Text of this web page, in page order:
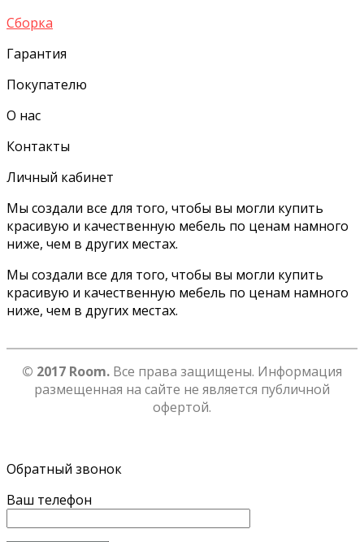
Сборка
Гарантия
Покупателю
О нас
Контакты
Личный кабинет
Мы создали все для того, чтобы вы могли купить
красивую и качественную мебель по ценам намного
ниже, чем в других местах.
Мы создали все для того, чтобы вы могли купить
красивую и качественную мебель по ценам намного
ниже, чем в других местах.
© 2017 Room. Все права защищены. Информация
размещенная на сайте не является публичной
офертой.
Обратный звонок
Ваш телефон